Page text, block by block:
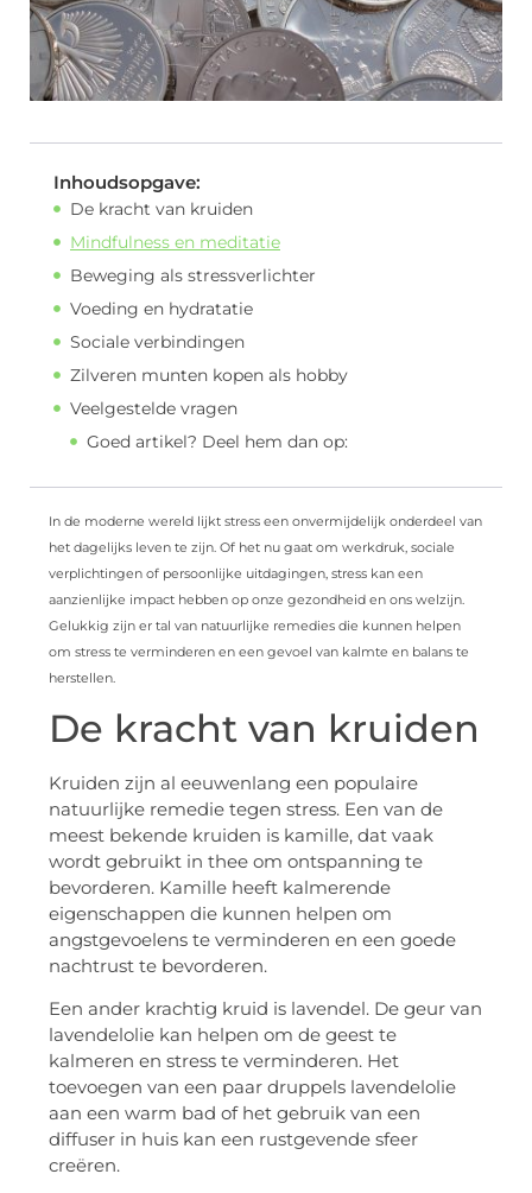
Inhoudsopgave:
De kracht van kruiden
Mindfulness en meditatie
Beweging als stressverlichter
Voeding en hydratatie
Sociale verbindingen
Zilveren munten kopen als hobby
Veelgestelde vragen
Goed artikel? Deel hem dan op:
In de moderne wereld lijkt stress een onvermijdelijk onderdeel van
het dagelijks leven te zijn. Of het nu gaat om werkdruk, sociale
verplichtingen of persoonlijke uitdagingen, stress kan een
aanzienlijke impact hebben op onze gezondheid en ons welzijn.
Gelukkig zijn er tal van natuurlijke remedies die kunnen helpen
om stress te verminderen en een gevoel van kalmte en balans te
herstellen.
De kracht van kruiden
Kruiden zijn al eeuwenlang een populaire
natuurlijke remedie tegen stress. Een van de
meest bekende kruiden is kamille, dat vaak
wordt gebruikt in thee om ontspanning te
bevorderen. Kamille heeft kalmerende
eigenschappen die kunnen helpen om
angstgevoelens te verminderen en een goede
nachtrust te bevorderen.
Een ander krachtig kruid is lavendel. De geur van
lavendelolie kan helpen om de geest te
kalmeren en stress te verminderen. Het
toevoegen van een paar druppels lavendelolie
aan een warm bad of het gebruik van een
diffuser in huis kan een rustgevende sfeer
creëren.